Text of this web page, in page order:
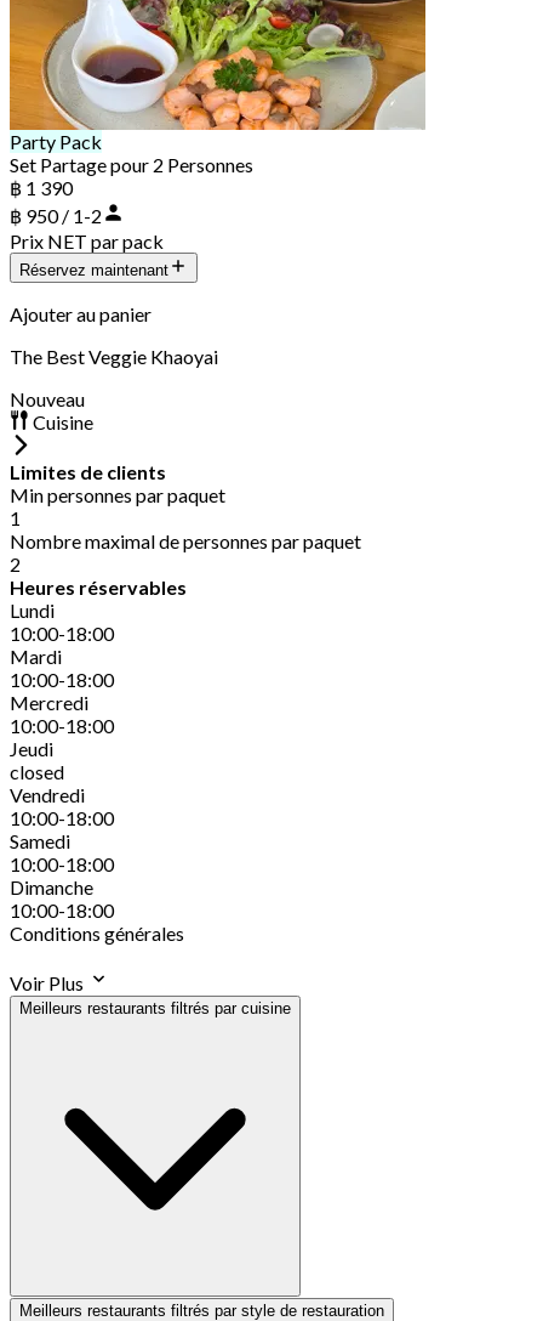
Party Pack
Set Partage pour 2 Personnes
฿ 1 390
฿ 950 / 1-2
Prix NET par pack
Réservez maintenant
Ajouter au panier
The Best Veggie Khaoyai
Nouveau
Cuisine
Limites de clients
Min personnes par paquet
1
Nombre maximal de personnes par paquet
2
Heures réservables
Lundi
10:00-18:00
Mardi
10:00-18:00
Mercredi
10:00-18:00
Jeudi
closed
Vendredi
10:00-18:00
Samedi
10:00-18:00
Dimanche
10:00-18:00
Conditions générales
Voir Plus
Meilleurs restaurants filtrés par cuisine
Meilleurs restaurants filtrés par style de restauration